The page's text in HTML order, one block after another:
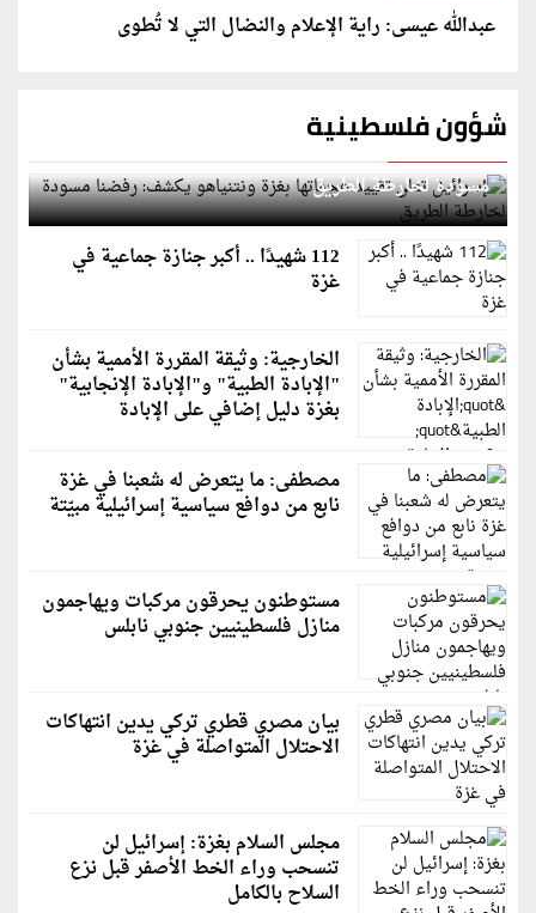
عبدالله عيسى: راية الإعلام والنضال التي لا تُطوى
شؤون فلسطينية
إسرائيل تعلن تقييد هجماتها بغزة ونتنياهو يكشف: رفضنا
مسودة لخارطة الطريق
112 شهيدًا .. أكبر جنازة جماعية في
غزة
الخارجية: وثيقة المقررة الأممية بشأن
"الإبادة الطبية" و"الإبادة الإنجابية"
بغزة دليل إضافي على الإبادة
مصطفى: ما يتعرض له شعبنا في غزة
نابع من دوافع سياسية إسرائيلية مبيّتة
مستوطنون يحرقون مركبات ويهاجمون
منازل فلسطينيين جنوبي نابلس
بيان مصري قطري تركي يدين انتهاكات
الاحتلال المتواصلة في غزة
مجلس السلام بغزة: إسرائيل لن
تنسحب وراء الخط الأصفر قبل نزع
السلاح بالكامل